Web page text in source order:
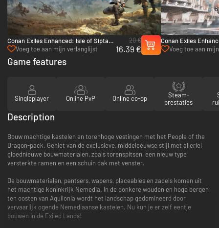
Conan Exiles Enhanced: Isle of Siptah
- PC (Steam)
Voeg toe aan mijn verlanglijst
20 €
16.39 €
Conan Exiles
Argos Pack - PC
Voeg toe aan
Game features
Singleplayer Online PvP Online co-op
Steam-
prestaties
Description
Bouw machtige kastelen en torenhoge vestingen met het People of the
Dragon-pack. Geniet van de exclusieve, middeleeuwse stijl met allerlei
gloednieuwe bouwmaterialen, zoals torenspitsen, een nieuw type
versterkte ramen en een schuin dak met venster.
De bouwmaterialen, pantsers, wapens, placeables en zadels komen uit
het machtige koninkrijk Nemedia. In de donkere wouden en hoge bergen
ten oosten van Aquilonia wordt het landschap gedomineerd door
vervaarlijk ogende Nemediaanse kastelen. Nu kun je er zelf eentje
bouwen in de Exiled Lands!